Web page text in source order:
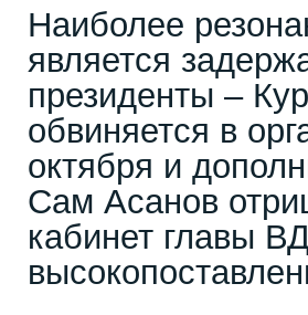
Наиболее
является
президенты –
обвиняется в
октября и
Сам Асанов
кабинет главы